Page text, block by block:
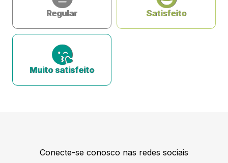
Regular Satisfeito
Muito satisfeito
Conecte-se conosco nas redes sociais